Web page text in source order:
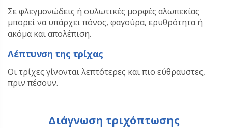
Σε φλεγμονώδεις ή ουλωτικές μορφές αλωπεκίας
μπορεί να υπάρχει πόνος, φαγούρα, ερυθρότητα ή
ακόμα και απολέπιση.
Λέπτυνση της τρίχας
Οι τρίχες γίνονται λεπτότερες και πιο εύθραυστες,
πριν πέσουν.
Διάγνωση τριχόπτωσης